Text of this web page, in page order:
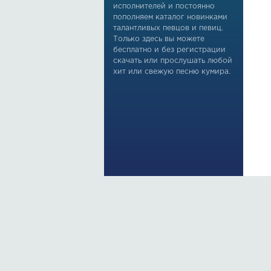
исполнителей и постоянно
пополняем каталог новинками
талантливых певцов и певиц.
Только здесь вы можете
бесплатно и без регистрации
скачать или прослушать любой
хит или свежую песню кумира.